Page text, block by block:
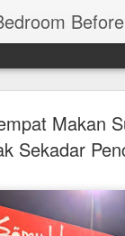
Makan
Sekadar